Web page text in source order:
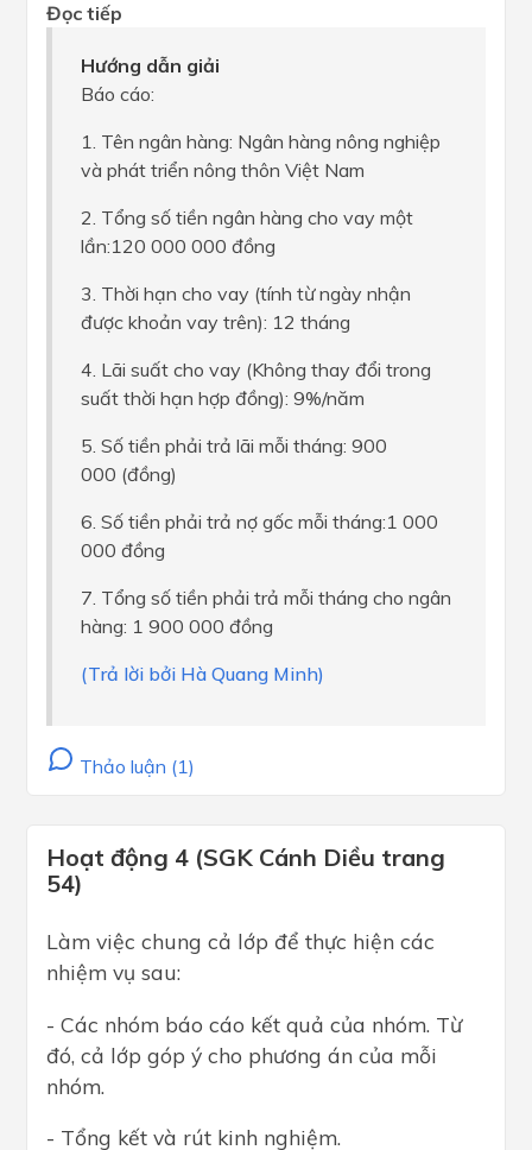
Đọc tiếp
Hướng dẫn giải
Báo cáo:
1. Tên ngân hàng: Ngân hàng nông nghiệp
và phát triển nông thôn Việt Nam
2. Tổng số tiền ngân hàng cho vay một
lần:120 000 000 đồng
3. Thời hạn cho vay (tính từ ngày nhận
được khoản vay trên): 12 tháng
4. Lãi suất cho vay (Không thay đổi trong
suất thời hạn hợp đồng): 9%/năm
5. Số tiền phải trả lãi mỗi tháng: 900
000 (đồng)
6. Số tiền phải trả nợ gốc mỗi tháng:1 000
000 đồng
7. Tổng số tiền phải trả mỗi tháng cho ngân
hàng: 1 900 000 đồng
(Trả lời bởi Hà Quang Minh)
Thảo luận (1)
Hoạt động 4 (SGK Cánh Diều trang
54)
Làm việc chung cả lớp để thực hiện các
nhiệm vụ sau:
- Các nhóm báo cáo kết quả của nhóm. Từ
đó, cả lớp góp ý cho phương án của mỗi
nhóm.
- Tổng kết và rút kinh nghiệm.